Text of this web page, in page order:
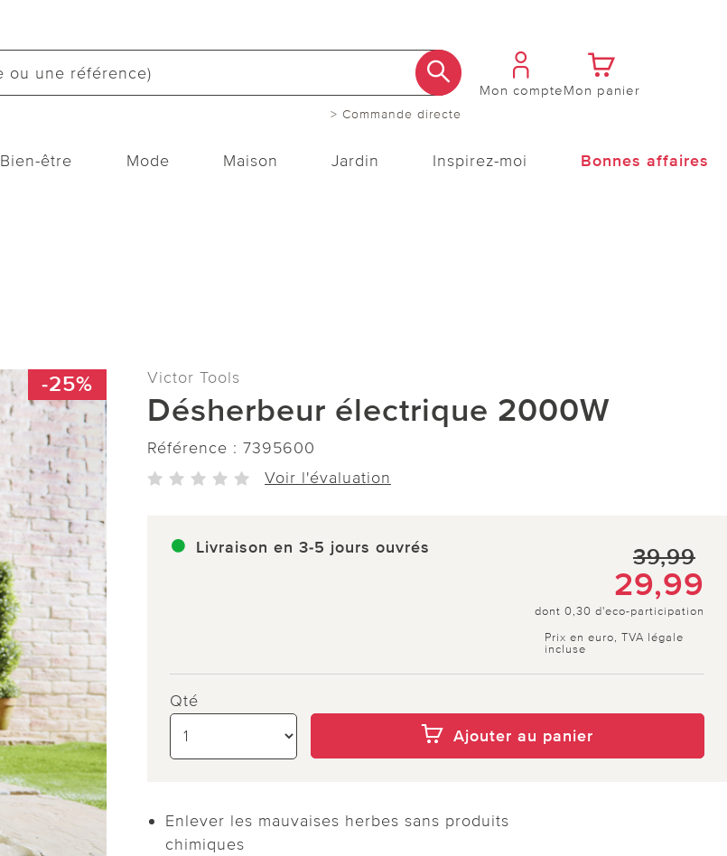
> Commande directe
Mon compteMon panier
Bien-être Mode Maison Jardin Inspirez-moi Bonnes affaires
-25% Victor Tools
Désherbeur électrique 2000W
Référence : 7395600
Voir l'évaluation
Livraison en 3-5 jours ouvrés 39,99
29,99
dont 0,30 d'eco-participation
Prix en euro, TVA légale
incluse
Qté
Ajouter au panier
Enlever les mauvaises herbes sans produits
chimiques